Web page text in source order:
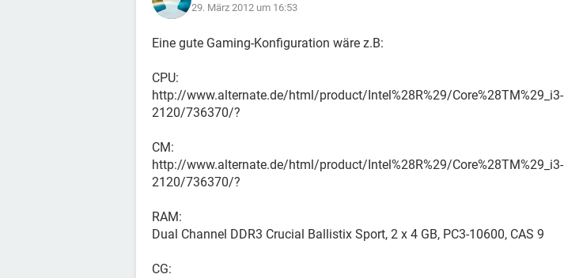
29. März 2012 um 16:53
Eine gute Gaming-Konfiguration wäre z.B:
CPU:
http://www.alternate.de/html/product/Intel%28R%29/Core%28TM%29_i3-
2120/736370/?
CM:
http://www.alternate.de/html/product/Intel%28R%29/Core%28TM%29_i3-
2120/736370/?
RAM:
Dual Channel DDR3 Crucial Ballistix Sport, 2 x 4 GB, PC3-10600, CAS 9
CG: